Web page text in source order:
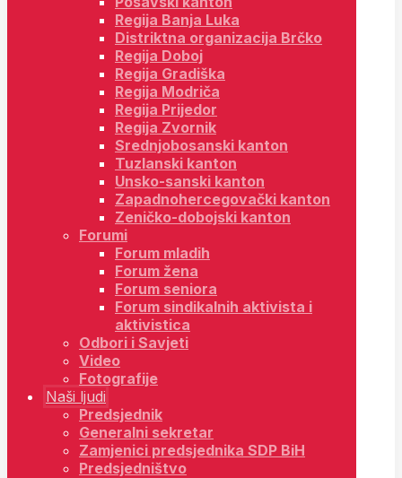
Regija Banja Luka
Distriktna organizacija Brčko
Regija Doboj
Regija Gradiška
Regija Modriča
Regija Prijedor
Regija Zvornik
Srednjobosanski kanton
Tuzlanski kanton
Unsko-sanski kanton
Zapadnohercegovački kanton
Zeničko-dobojski kanton
Forumi
Forum mladih
Forum žena
Forum seniora
Forum sindikalnih aktivista i
aktivistica
Odbori i Savjeti
Video
Fotografije
Naši ljudi
Predsjednik
Generalni sekretar
Zamjenici predsjednika SDP BiH
Predsjedništvo